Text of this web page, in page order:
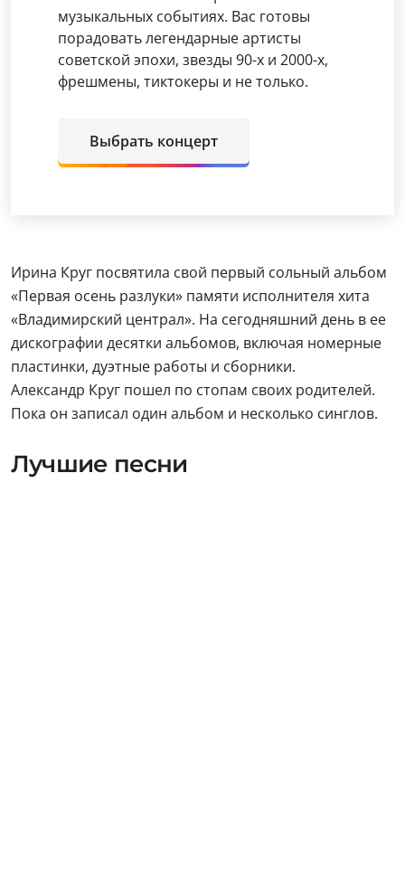
музыкальных событиях. Вас готовы
порадовать легендарные артисты
советской эпохи, звезды 90-х и 2000-х,
фрешмены, тиктокеры и не только.
Выбрать концерт
Ирина Круг посвятила свой первый сольный альбом
«Первая осень разлуки» памяти исполнителя хита
«Владимирский централ». На сегодняшний день в ее
дискографии десятки альбомов, включая номерные
пластинки, дуэтные работы и сборники.
Александр Круг пошел по стопам своих родителей.
Пока он записал один альбом и несколько синглов.
Лучшие песни